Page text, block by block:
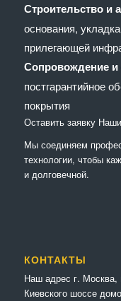
Строительство и
основания,
прилегающей
Сопровождение
постгарантийное
покрытия
Оставить заявку
Мы соединяем
технологии, чтобы
и долговечной.
КОНТАКТЫ
Наш адрес г. Москва,
Киевского шоссе